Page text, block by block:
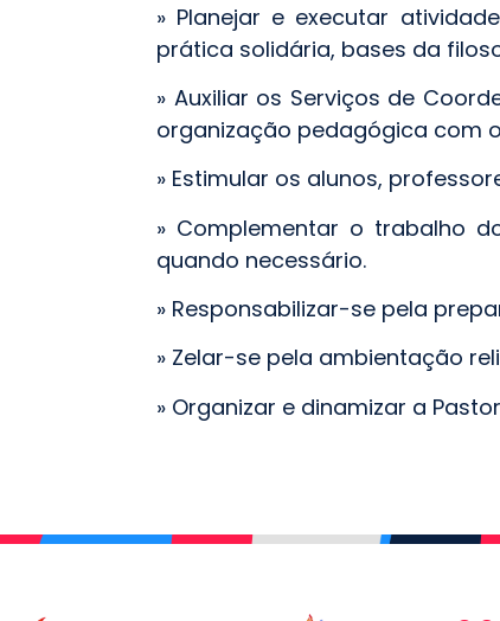
» Planejar e executar
prática solidária, bases da
» Auxiliar os Serviços de
organização pedagógica com
» Estimular os alunos,
» Complementar o trabalho
quando necessário.
» Responsabilizar-se pela
» Zelar-se pela ambientação
» Organizar e dinamizar a